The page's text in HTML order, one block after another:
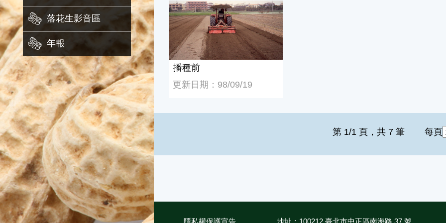
落花生影音區
年報
播種前
播種前
更新日期：98/09/19
第 1/1 頁，共 7 筆 每頁
隱私權保護宣告 地址：100212 臺北市中正區南海路 37 號